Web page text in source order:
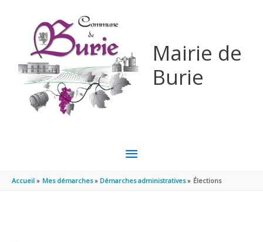
Mairie de
Burie
MENU
PRINCIPAL
Accueil Mes démarches Démarches administratives Élections